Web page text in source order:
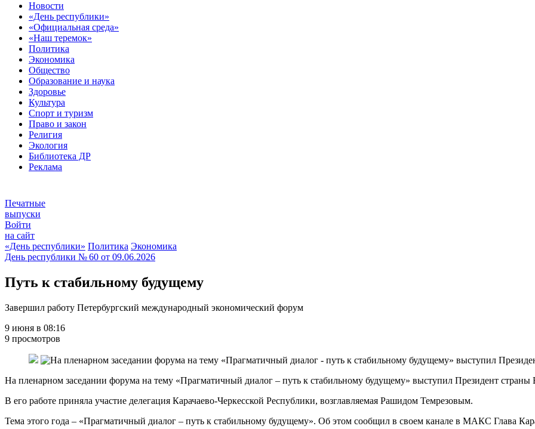
Новости
«День республики»
«Официальная среда»
«Наш теремок»
Политика
Экономика
Общество
Образование и наука
Здоровье
Культура
Спорт и туризм
Право и закон
Религия
Экология
Библиотека ДР
Реклама
Печатные
выпуски
Войти
на сайт
«День республики» Политика Экономика
День республики № 60 от 09.06.2026
Путь к стабильному будущему
Завершил работу Петербургский международный экономический форум
9 июня в 08:16
9 просмотров
На пленарном заседании форума на тему «Прагматичный диалог – путь к стабильному будущему» выступил Президент
В его работе приняла участие делегация Карачаево-Черкесской Республики, возглавляемая Рашидом Темрезовым.
Тема этого года – «Прагматичный диалог – путь к стабильному будущему». Об этом сообщил в своем канале в МАКС Глава